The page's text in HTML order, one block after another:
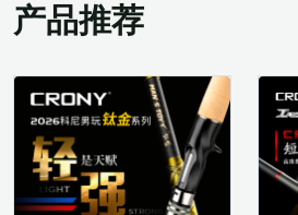
产品推荐